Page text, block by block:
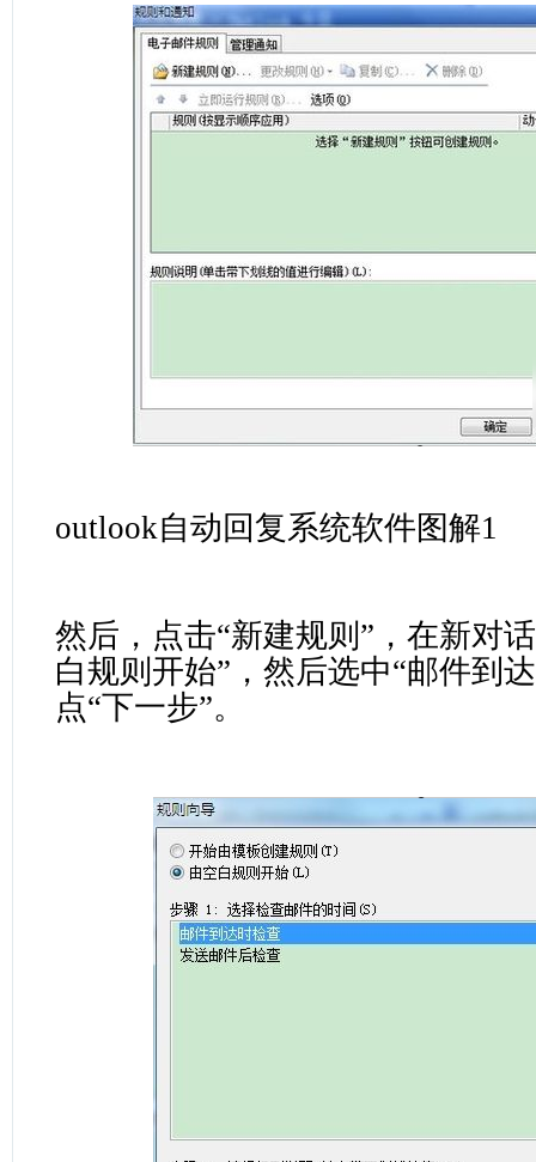
outlook自动回复系统软件图解1
然后，点击“新建规则”，在新对
白规则开始”，然后选中“邮件到
点“下一步”。